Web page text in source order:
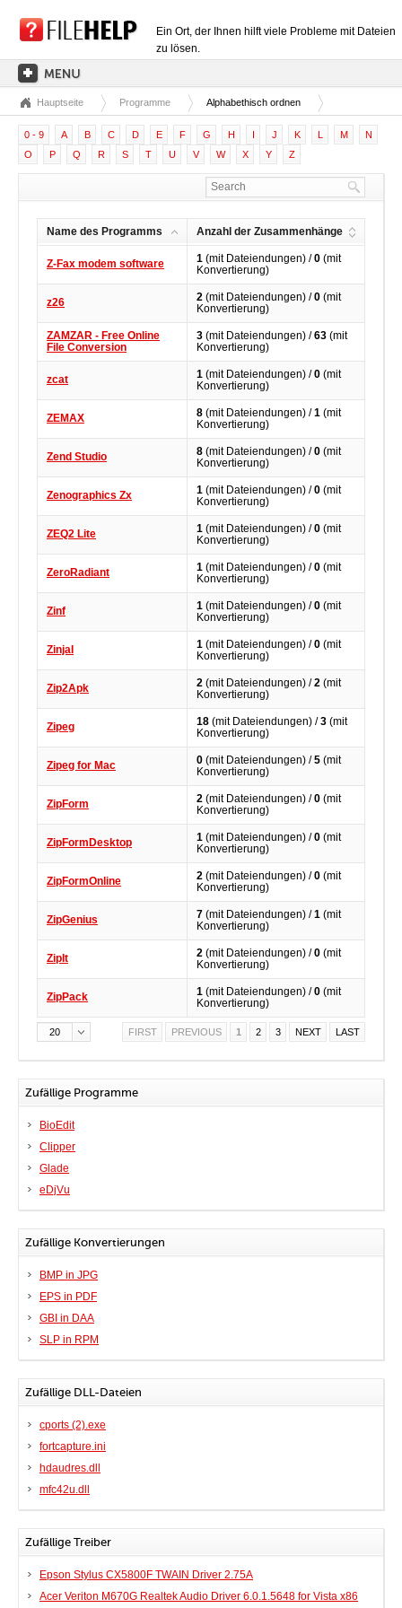
Ein Ort, der Ihnen hilft viele Probleme mit Dateien
zu lösen.
HAUPTSEITE
EXTENSIONSKATEGORIEN
TREIBERKATEGORIEN
DLL-DATEIEN
DATEIKONVERTIERUNGEN
PROGRAMME
Hauptseite Programme Alphabethisch ordnen
0 - 9 A B C D E F G H I J K L M
N
O
P Q R S T U V W X Y Z
Name des Programms Anzahl der Zusammenhänge
Z-Fax modem software 1 (mit Dateiendungen) /0 (mit
Konvertierung)
z26 2 (mit Dateiendungen) /0 (mit
Konvertierung)
ZAMZAR - Free Online
File Conversion
3 (mit Dateiendungen) /63 (mit
Konvertierung)
zcat 1 (mit Dateiendungen) /0 (mit
Konvertierung)
ZEMAX 8 (mit Dateiendungen) /1 (mit
Konvertierung)
Zend Studio 8 (mit Dateiendungen) /0 (mit
Konvertierung)
Zenographics Zx 1 (mit Dateiendungen) /0 (mit
Konvertierung)
ZEQ2 Lite 1 (mit Dateiendungen) /0 (mit
Konvertierung)
ZeroRadiant 1 (mit Dateiendungen) /0 (mit
Konvertierung)
Zinf 1 (mit Dateiendungen) /0 (mit
Konvertierung)
ZinjaI 1 (mit Dateiendungen) /0 (mit
Konvertierung)
Zip2Apk 2 (mit Dateiendungen) /2 (mit
Konvertierung)
Zipeg 18 (mit Dateiendungen) /3 (mit
Konvertierung)
Zipeg for Mac 0 (mit Dateiendungen) /5 (mit
Konvertierung)
ZipForm 2 (mit Dateiendungen) /0 (mit
Konvertierung)
ZipFormDesktop 1 (mit Dateiendungen) /0 (mit
Konvertierung)
ZipFormOnline 2 (mit Dateiendungen) /0 (mit
Konvertierung)
ZipGenius 7 (mit Dateiendungen) /1 (mit
Konvertierung)
ZipIt 2 (mit Dateiendungen) /0 (mit
Konvertierung)
ZipPack 1 (mit Dateiendungen) /0 (mit
Konvertierung)
FIRST PREVIOUS 1 2 3 NEXT LAST
20
Zufällige Programme
BioEdit
Clipper
Glade
eDjVu
Zufällige Konvertierungen
BMP in JPG
EPS in PDF
GBI in DAA
SLP in RPM
Zufällige DLL-Dateien
cports (2).exe
fortcapture.ini
hdaudres.dll
mfc42u.dll
Zufällige Treiber
Epson Stylus CX5800F TWAIN Driver 2.75A
Acer Veriton M670G Realtek Audio Driver 6.0.1.5648 for Vista x86